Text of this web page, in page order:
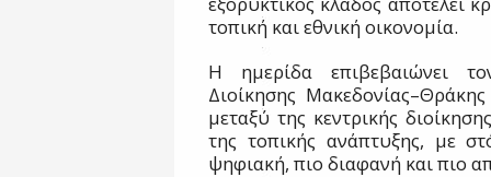
τοπική και εθνική οικονομία.
Η ημερίδα επιβεβαιώνει
Διοίκησης
μεταξύ της κεντρικής
της τοπικής ανάπτυξης, με
ψηφιακή, πιο διαφανή και πιο